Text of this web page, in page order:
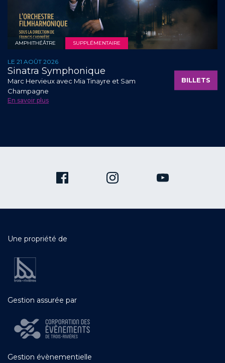
AMPHITHÉÂTRE SUPPLÉMENTAIRE
LE 21 AOÛT 2026
Sinatra Symphonique
Marc Hervieux avec Mia Tinayre et Sam
Champagne
En savoir plus
BILLETS
Une propriété de
Gestion assurée par
Gestion évènementielle